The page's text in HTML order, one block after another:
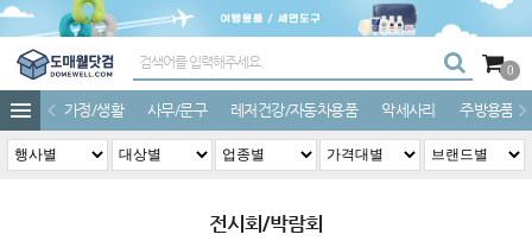
0
가정/생활 사무/문구 레저건강/자동차용품 악세사리 주방용품
전시회/박람회